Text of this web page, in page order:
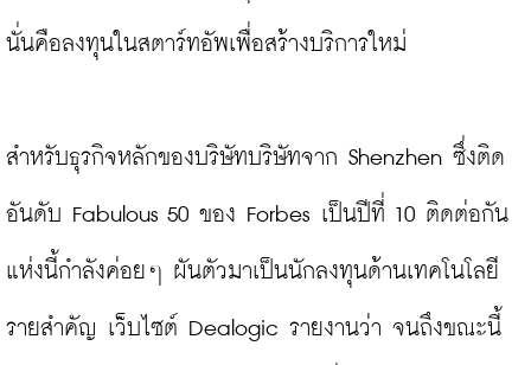
นั่นคือลงทุนในสตาร์ทอัพเพื่อสร้างบริการใหม่
สำหรับธุรกิจหลักของบริษัทบริษัทจาก Shenzhen ซึ่งติด
อันดับ Fabulous 50 ของ Forbes เป็นปีที่ 10 ติดต่อกัน
แห่งนี้กำลังค่อยๆ ผันตัวมาเป็นนักลงทุนด้านเทคโนโลยี
รายสำคัญ เว็บไซต์ Dealogic รายงานว่า จนถึงขณะนี้